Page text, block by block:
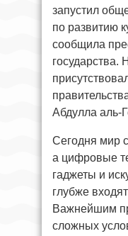
запустил
по развитию
сообщила
государства.
Абдулла аль-
Сегодня мир
а цифровые
гаджеты и
глубже
Важнейшим
сложных